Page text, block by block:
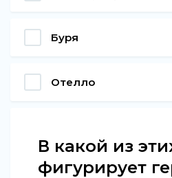
Буря
Отелло
В какой из
фигурирует